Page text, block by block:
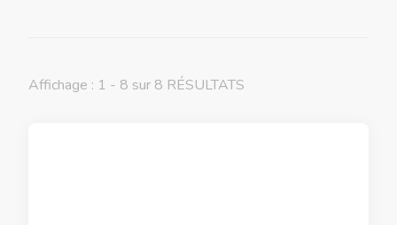
Affichage : 1 - 8 sur 8 RÉSULTATS